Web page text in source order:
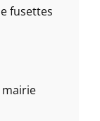
fusettes
mairie